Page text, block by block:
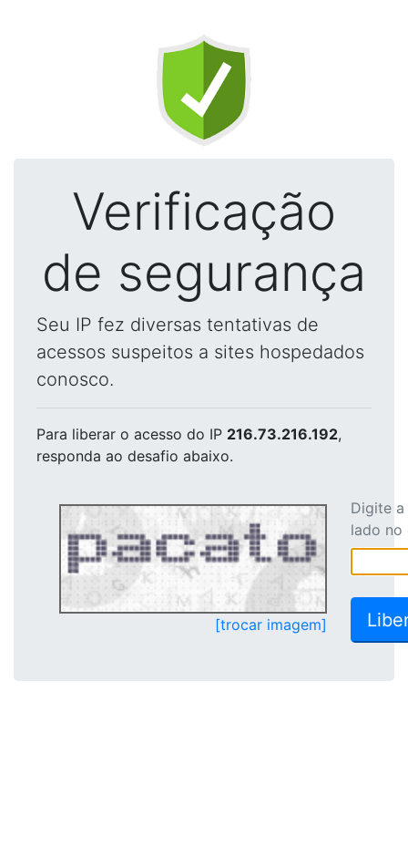
Verificação
de segurança
Seu IP fez diversas tentativas de
acessos suspeitos a sites hospedados
conosco.
Para liberar o acesso do IP 216.73.216.192,
responda ao desafio abaixo.
[trocar imagem]
Digite
lado no